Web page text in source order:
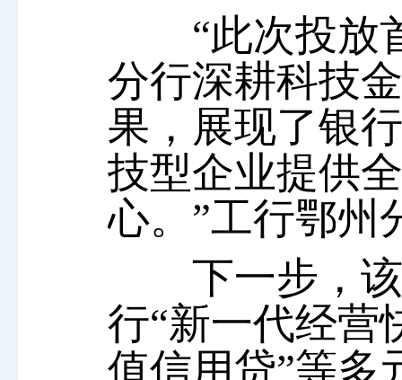
“此次投放首
分行深耕科技
果，展现了银
技型企业提供
心。”工行鄂州
下一步，该
行“新一代经营
值信用贷”等多